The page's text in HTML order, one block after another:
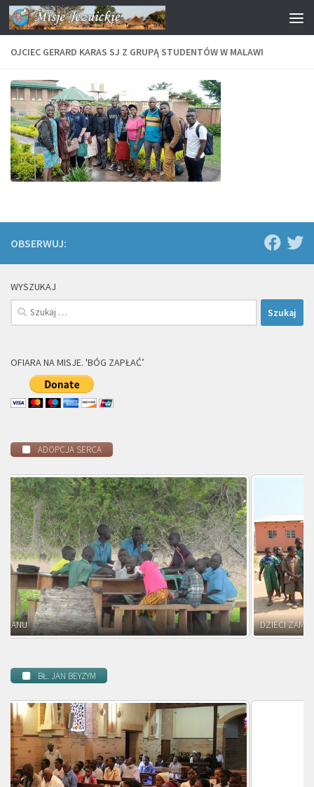
Przejdź do treści
OJCIEC GERARD KARAS SJ Z GRUPĄ STUDENTÓW W MALAWI
OBSERWUJ:
WYSZUKAJ
Szukaj:
OFIARA NA MISJE. 'BÓG ZAPŁAĆ’
ADOPCJA SERCA
DZIECI ZAMBII
BŁ. JAN BEYZYM